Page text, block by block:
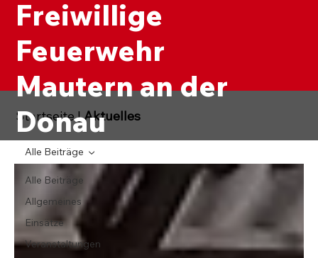
Freiwillige
Feuerwehr
Mautern an der
Donau
Alle Beiträge
Allgemeines
Einsätze
Veranstaltungen
Alle Beiträge
Startseite|Aktuelles